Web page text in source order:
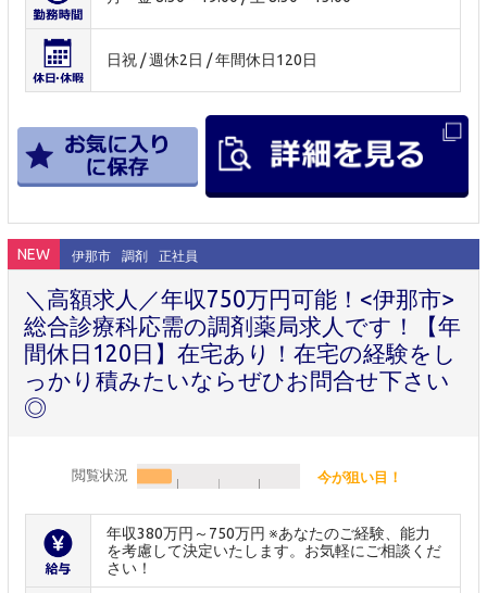
日祝 / 週休2日 / 年間休日120日
NEW 伊那市 調剤 正社員
＼高額求人／年収750万円可能！<伊那市>
総合診療科応需の調剤薬局求人です！【年
間休日120日】在宅あり！在宅の経験をし
っかり積みたいならぜひお問合せ下さい
◎
閲覧状況 今が狙い目！
年収380万円～750万円 ※あなたのご経験、能力
を考慮して決定いたします。お気軽にご相談くだ
さい！